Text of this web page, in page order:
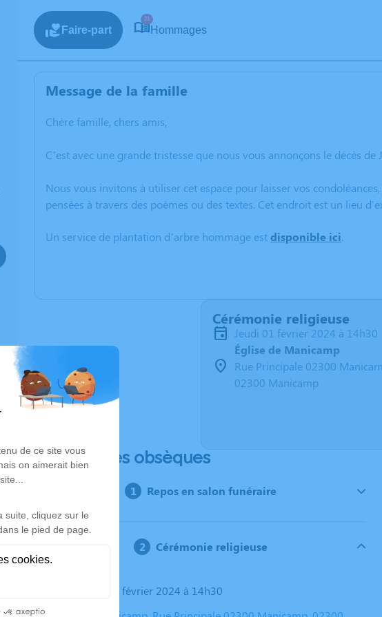
Faire-part
21
Hommages
Message de la famille
Chère famille, chers amis,
C’est avec une grande tristesse que nous vous annonçons le décès
Nous vous invitons à utiliser cet espace pour laisser vos
pensées à travers des poèmes ou des textes. Cet endroit est un lieu
Un service de plantation d’arbre hommage est disponible ici.
Cérémonie religieuse
jeudi 01 février 2024 à 14h30
Église de Manicamp
Rue Principale 02300
02300 Manicamp
Déroulé des obsèques
Repos en salon funéraire
Cérémonie religieuse
Le jeudi 01 février 2024 à 14h30